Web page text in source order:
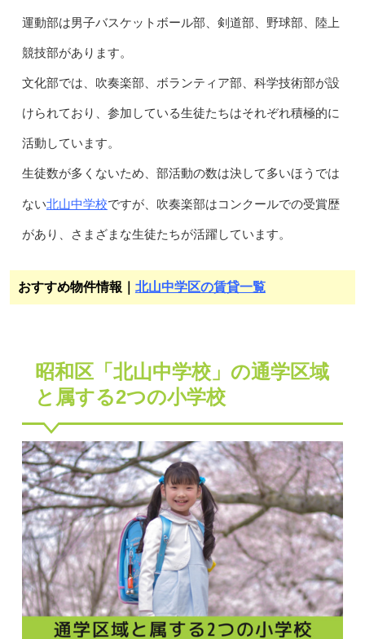
運動部は男子バスケットボール部、剣道部、野球部、陸上
競技部があります。
文化部では、吹奏楽部、ボランティア部、科学技術部が設
けられており、参加している生徒たちはそれぞれ積極的に
活動しています。
生徒数が多くないため、部活動の数は決して多いほうでは
ない北山中学校ですが、吹奏楽部はコンクールでの受賞歴
があり、さまざまな生徒たちが活躍しています。
おすすめ物件情報｜ 北山中学区の賃貸一覧
昭和区「北山中学校」の通学区域
と属する2つの小学校